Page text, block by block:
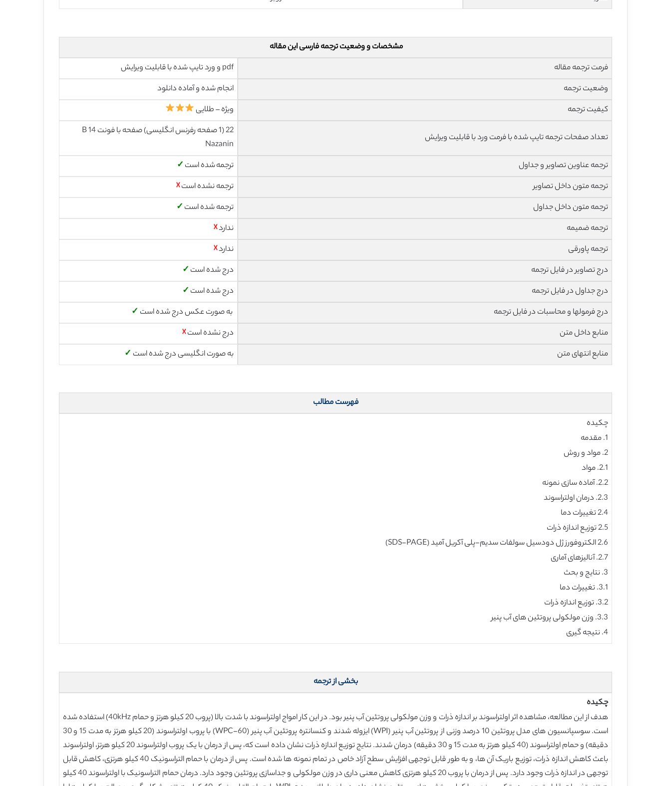
مشخصات و وضعیت ترجمه فارسی این مقاله
فرمت ترجمه مقاله
pdf و ورد تایپ شده با قابلیت ویرایش
وضعیت ترجمه
انجام شده و آماده دانلود
کیفیت ترجمه
ویژه – طلایی
تعداد صفحات ترجمه تایپ شده با فرمت ورد با قابلیت ویرایش
22 (1 صفحه رفرنس انگلیسی) صفحه با فونت 14 B
Nazanin
ترجمه عناوین تصاویر و جداول
ترجمه شده است ✓
ترجمه متون داخل تصاویر
ترجمه نشده است☓
ترجمه متون داخل جداول
ترجمه شده است ✓
ترجمه ضمیمه
ندارد☓
ترجمه پاورقی
ندارد☓
درج تصاویر در فایل ترجمه
درج شده است ✓
درج جداول در فایل ترجمه
درج شده است ✓
درج فرمولها و محاسبات در فایل ترجمه
به صورت عکس درج شده است ✓
منابع داخل متن
درج نشده است☓
منابع انتهای متن
به صورت انگلیسی درج شده است ✓
فهرست مطالب
چکیده
1. مقدمه
2. مواد و روش
2.1. مواد
2.2. آماده سازی نمونه
2.3. درمان اولتراسوند
2.4 تغییرات دما
2.5 توزیع اندازه ذرات
2.6 الکتروفورز ژل دودسیل سولفات سدیم-پلی آکریل آمید (SDS-PAGE)
2.7. آنالیزهای آماری
3. نتایج و بحث
3.1. تغییرات دما
3.2. توزیع اندازه ذرات
3.3. وزن مولکولی پروتئین های آب پنیر
4. نتیجه گیری
بخشی از ترجمه
چکیده
هدف از این مطالعه، مشاهده اثر اولتراسوند بر اندازه ذرات و وزن مولکولی پروتئین آب پنیر بود. در این کار امواج اولتراسوند با شدت بالا (پروب 20 کیلو هرتز و حمام 40kHz) استفاده شده
است. سوسپانسیون های مدل پروتئین 10 درصد وزنی از پروتئین آب پنیر (WPI) ایزوله شدند و کنسانتره پروتئین آب پنیر (WPC-60) با پروب اولتراسوند (20 کیلو هرتز به مدت 15 و 30
دقیقه) و حمام اولتراسوند (40 کیلو هرتز به مدت 15 و 30 دقیقه) درمان شدند. نتایج توزیع اندازه ذرات نشان داده است که، پس از درمان با یک پروب اولتراسوند 20 کیلو هرتز، اولتراسوند
باعث کاهش اندازه ذرات، توزیع باریک آن ها، و به طور قابل توجهی افزایش سطح آزاد خاص در تمام نمونه ها شده است. پس از درمان با حمام التراسونیک 40 کیلو هرتزی، کاهش قابل
توجهی در اندازه ذرات وجود دارد. پس از درمان با پروب 20 کیلو هرتزی کاهش معنی داری در وزن مولکولی و جداسازی پروتئین وجود دارد. درمان حمام التراسونیک با اولتراسوند 40 کیلو